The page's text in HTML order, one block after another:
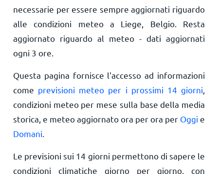
necessarie per essere sempre aggiornati riguardo
alle condizioni meteo a Liege, Belgio. Resta
aggiornato riguardo al meteo - dati aggiornati
ogni 3 ore.
Questa pagina fornisce l'accesso ad informazioni
come previsioni meteo per i prossimi 14 giorni
condizioni meteo per mese sulla base della media
storica, e meteo aggiornato ora per ora per Oggi e
Domani
Le previsioni sui 14 giorni permettono di sapere le
condizioni climatiche giorno per giorno, con